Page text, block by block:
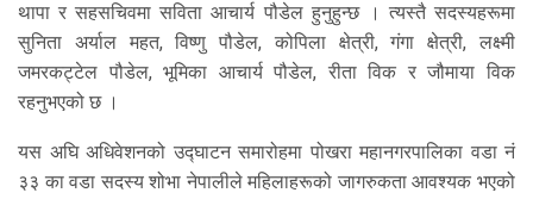
थापा र सहसचिवमा सविता आचार्य पौडेल हुनुहुन्छ । त्यस्तै सदस्यहरूमा
सुनिता अर्याल महत, विष्णु पौडेल, कोपिला क्षेत्री, गंगा क्षेत्री, लक्ष्मी
जमरकट्टेल पौडेल, भूमिका आचार्य पौडेल, रीता विक र जौमाया विक
रहनुभएको छ ।
यस अघि अधिवेशनको उद्घाटन समारोहमा पोखरा महानगरपालिका वडा नं
३३ का वडा सदस्य शोभा नेपालीले महिलाहरूको जागरुकता आवश्यक भएको